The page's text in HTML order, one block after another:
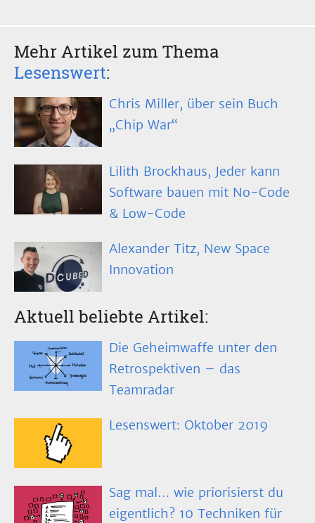
Mehr Artikel zum Thema
Lesenswert:
Chris Miller, über sein Buch
„Chip War“
Lilith Brockhaus, Jeder kann
Software bauen mit No-Code
& Low-Code
Alexander Titz, New Space
Innovation
Aktuell beliebte Artikel:
Die Geheimwaffe unter den
Retrospektiven – das
Teamradar
Lesenswert: Oktober 2019
Sag mal… wie priorisierst du
eigentlich? 10 Techniken für